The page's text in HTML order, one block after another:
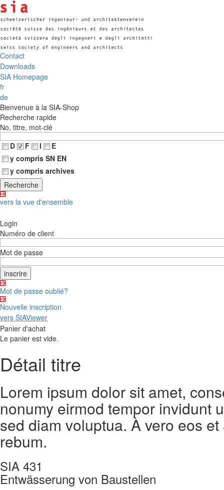
Contact
Downloads
SIA Homepage
fr
de
Bienvenue à la SIA-Shop
Recherche rapide
No, titre, mot-clé
D
F I
E
y compris SN EN
y compris archives
vers la vue d'ensemble
Login
Numéro de client
Mot de passe
Mot de passe oublié?
Nouvelle inscription
vers SIAViewer
Panier d'achat
Le panier est vide.
Détail titre
Lorem ipsum dolor sit amet,
nonumy eirmod tempor invidunt
sed diam voluptua. À vero eos
rebum.
SIA 431
Entwässerung von Baustellen